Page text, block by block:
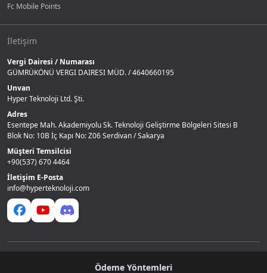
Fc Mobile Points
İletişim
Vergi Dairesi / Numarası
GÜMRÜKÖNÜ VERGI DAIRESI MÜD. / 4640660195
Unvan
Hyper Teknoloji Ltd. Şti.
Adres
Esentepe Mah. Akademiyolu Sk. Teknoloji Geliştirme Bölgeleri Sitesi B
Blok No: 10B İç Kapı No: Z06 Serdivan / Sakarya
Müşteri Temsilcisi
+90(537) 670 4464
İletişim E-Posta
info@hyperteknoloji.com
Ödeme Yöntemleri